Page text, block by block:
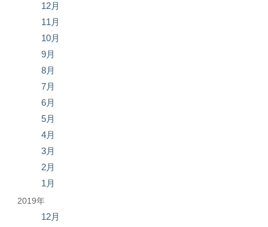
12月
11月
10月
9月
8月
7月
6月
5月
4月
3月
2月
1月
2019年
12月